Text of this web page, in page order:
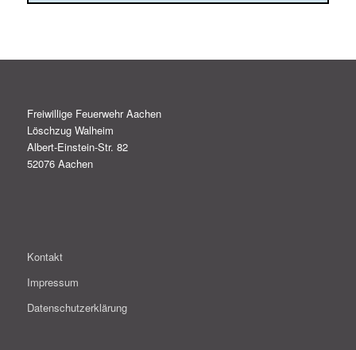
Freiwillige Feuerwehr Aachen
Löschzug Walheim
Albert-Einstein-Str. 82
52076 Aachen
Kontakt
Impressum
Datenschutzerklärung